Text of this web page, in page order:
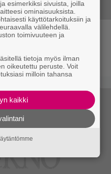
Forgelta
myös
esimerkiksi sivuista, joilla
ominaisuuksista.
käyttötarkoituksiin ja
välilehdellä.
toimivuuteen ja
tietoja myös ilman
oikeutettu peruste. Voit
milloin tahansa
kaikki